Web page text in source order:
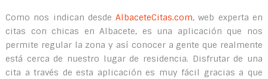
Como nos indican desdeAlbaceteCitas.com, web experta en
citas con chicas en Albacete, es una aplicación que nos
permite regular la zona y así conocer a gente que realmente
está cerca de nuestro lugar de residencia. Disfrutar de una
cita a través de esta aplicación es muy fácil gracias a que